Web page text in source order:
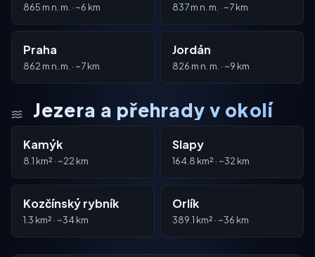
865 m n. m. · ~6 km 837 m n. m. · ~7 km
Praha
862 m n. m. · ~7 km
Jordán
826 m n. m. · ~9 km
Jezera a přehrady v okolí
Kamýk
8.1 km² · ~22 km
Slapy
164.8 km² · ~32 km
Kozčínský rybník
1.3 km² · ~34 km
Orlík
389.1 km² · ~36 km